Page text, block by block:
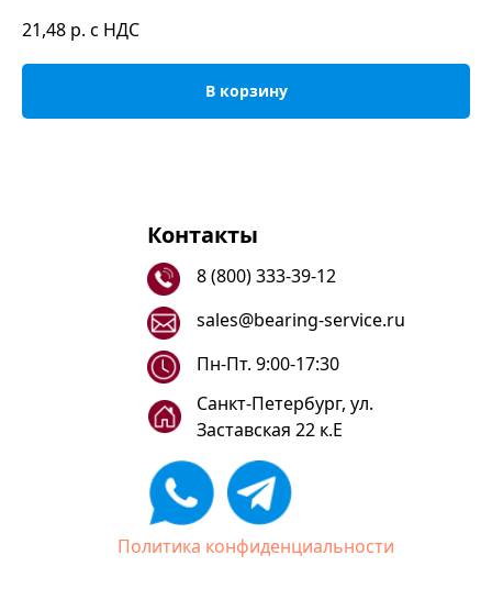
21,48 р. с НДС
В корзину
Контакты
8 (800) 333-39-12
sales@bearing-service.ru
Санкт-Петербург, ул.
Заставская 22 к.Е
Пн-Пт. 9:00-17:30
Политика конфиденциальности